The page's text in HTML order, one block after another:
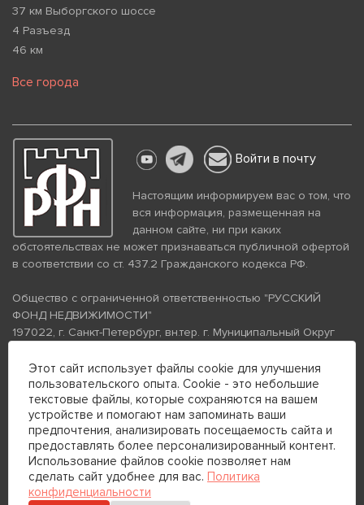
37 км Выборгского шоссе
4 Разъезд
46 км
Все города
Войти в почту
Настоящим информируем вас о том, что
вся информация, размещенная на
данном сайте, ни при каких
обстоятельствах не может признаваться публичной офертой
в соответствии со ст. 437.2 Гражданского кодекса РФ.
Общество с ограниченной ответственностью "РУССКИЙ
ФОНД НЕДВИЖИМОСТИ"
197022, г. Санкт-Петербург, вн.тер. г. Муниципальный Округ
помещение 26Н, комната 103
ИНН 7813672570 КПП 781301001 ОГРН 1237800058870
Политика конфиденциальности
Политика обработки
персональных данных
Телефон для связи:
+7 (812) 200-99-98
+7 (812) 200-88-89
Этот сайт использует файлы cookie для улучшения
пользовательского опыта. Cookie - это небольшие
текстовые файлы, которые сохраняются на вашем
устройстве и помогают нам запоминать ваши
предпочтения, анализировать посещаемость сайта и
предоставлять более персонализированный контент.
Использование файлов cookie позволяет нам
сделать сайт удобнее для вас. Политика
конфиденциальности